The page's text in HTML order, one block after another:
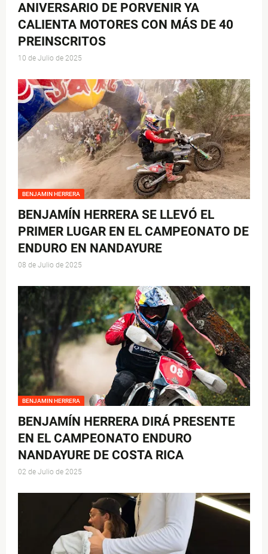
ANIVERSARIO DE PORVENIR YA
CALIENTA MOTORES CON MÁS DE 40
PREINSCRITOS
10 de Julio de 2025
BENJAMIN HERRERA
BENJAMÍN HERRERA SE LLEVÓ EL
PRIMER LUGAR EN EL CAMPEONATO DE
ENDURO EN NANDAYURE
08 de Julio de 2025
BENJAMIN HERRERA
BENJAMÍN HERRERA DIRÁ PRESENTE
EN EL CAMPEONATO ENDURO
NANDAYURE DE COSTA RICA
02 de Julio de 2025